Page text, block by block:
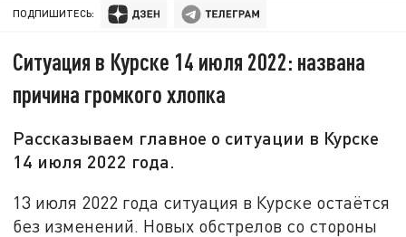
ПОДПИШИТЕСЬ:
Ситуация в Курске 14 июля 2022: названа
причина громкого хлопка
Рассказываем главное о ситуации в Курске
14 июля 2022 года.
13 июля 2022 года ситуация в Курске остаётся
без изменений. Новых обстрелов со стороны